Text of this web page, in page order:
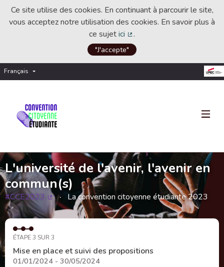
Ce site utilise des cookies. En continuant à parcourir le site,
vous acceptez notre utilisation des cookies. En savoir plus à
ce sujetici
(Lien externe)
.
"J'accepte"
Français Choisir la langue
L'université de l'avenir, l'avenir en
commun(s)
#CCE2023
(Lien externe)
La convention citoyenne étudiante 2023
ÉTAPE 3 SUR 3
Mise en place et suivi des propositions
01/01/2024 - 30/05/2024